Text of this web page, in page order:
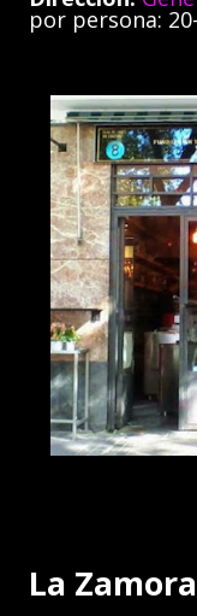
por persona:
La